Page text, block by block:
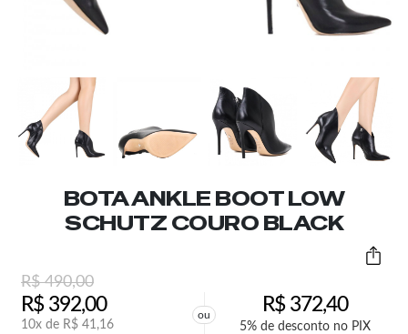
BOTA ANKLE BOOT LOW
SCHUTZ COURO BLACK
R$490,00
R$392,00
10x de R$ 41,16
ou R$372,40
5% de desconto no PIX